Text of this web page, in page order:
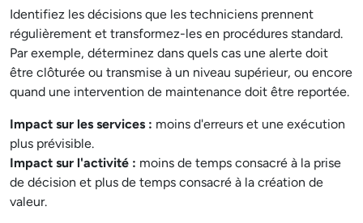
Identifiez les décisions que les techniciens prennent
régulièrement et transformez-les en procédures standard.
Par exemple, déterminez dans quels cas une alerte doit
être clôturée ou transmise à un niveau supérieur, ou encore
quand une intervention de maintenance doit être reportée.
Impact sur les services : moins d'erreurs et une exécution
plus prévisible.
Impact sur l'activité : moins de temps consacré à la prise
de décision et plus de temps consacré à la création de
valeur.